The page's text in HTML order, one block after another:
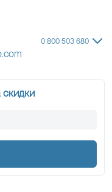
0 800 503 680
скидки